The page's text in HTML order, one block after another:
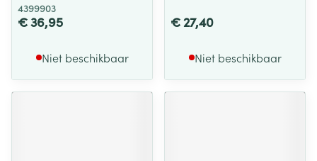
4399903
€ 36,95
Niet beschikbaar
€ 27,40
Niet beschikbaar